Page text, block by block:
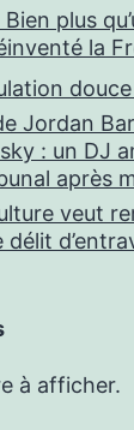
plus
la
Jordan
: un DJ
après
veut
à afficher.